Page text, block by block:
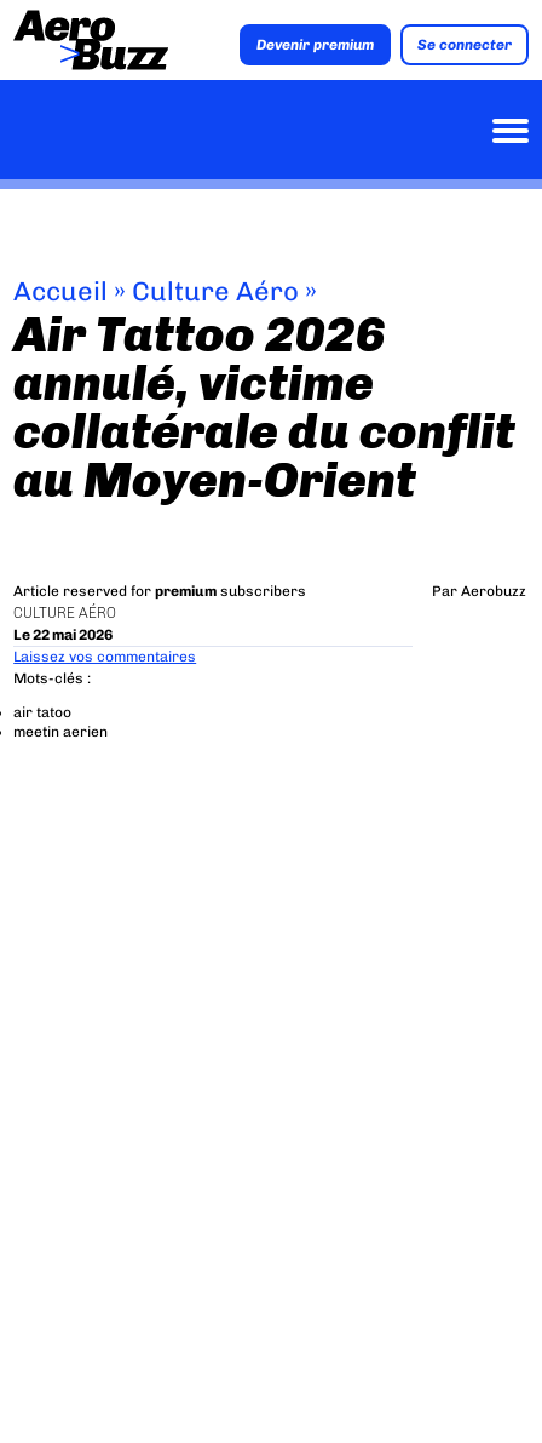
Devenir premium Se connecter
Accueil » Culture Aéro »
Air Tattoo 2026
annulé, victime
collatérale du conflit
au Moyen-Orient
Article reserved forpremium subscribers
CULTURE AÉRO
Le 22 mai 2026
Par Aerobuzz
Laissez vos commentaires
Mots-clés :
air tatoo
meetin aerien